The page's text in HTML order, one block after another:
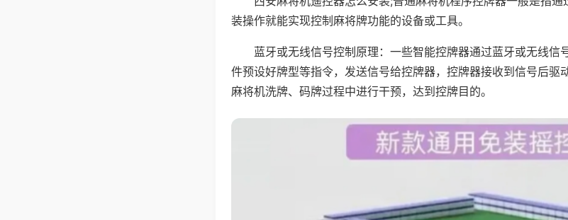
装操作就能实现控制麻将牌功能的设备或工具。
蓝牙或无线信号控制原理：一些智能控牌器通过蓝牙或无线信
件预设好牌型等指令，发送信号给控牌器，控牌器接收到信号后驱
麻将机洗牌、码牌过程中进行干预，达到控牌目的。